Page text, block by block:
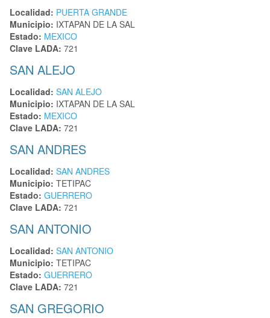
Localidad: PUERTA GRANDE
Municipio: IXTAPAN DE LA SAL
Estado: MEXICO
Clave LADA: 721
SAN ALEJO
Localidad: SAN ALEJO
Municipio: IXTAPAN DE LA SAL
Estado: MEXICO
Clave LADA: 721
SAN ANDRES
Localidad: SAN ANDRES
Municipio: TETIPAC
Estado: GUERRERO
Clave LADA: 721
SAN ANTONIO
Localidad: SAN ANTONIO
Municipio: TETIPAC
Estado: GUERRERO
Clave LADA: 721
SAN GREGORIO